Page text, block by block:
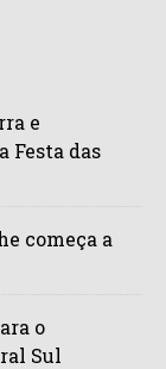
e
Festa das
começa a
o
Sul